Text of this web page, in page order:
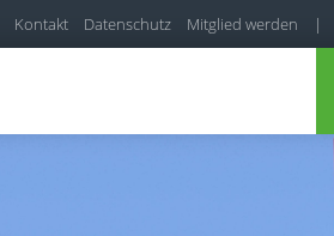
Kontakt Datenschutz Mitglied werden |